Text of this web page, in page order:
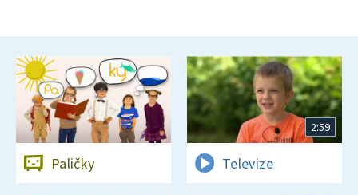
Paličky
2:59
Televize